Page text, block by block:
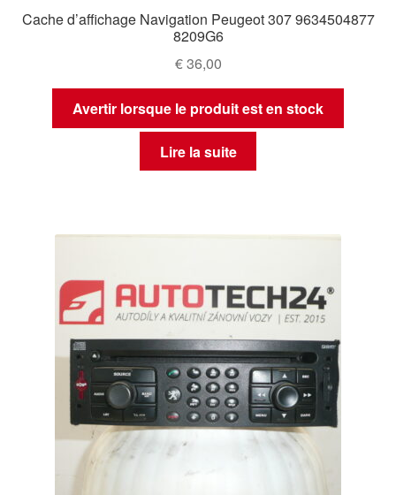
Cache d’affichage Navigation Peugeot 307 9634504877
8209G6
€36,00
Avertir lorsque le produit est en stock
Lire la suite